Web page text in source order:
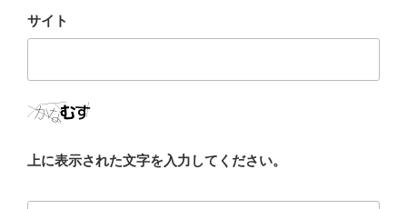
サイト
上に表示された文字を入力してください。